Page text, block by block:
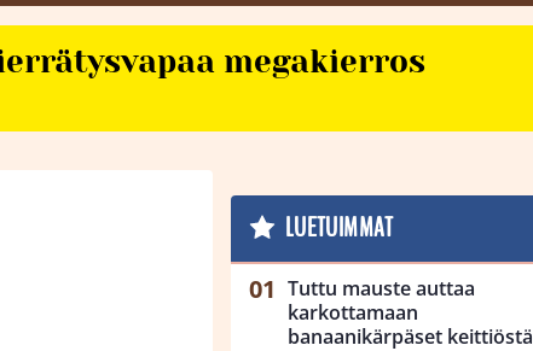
megakierros
LUETUIMMAT
Tuttu mauste auttaa
karkottamaan
banaanikärpäset keittiöstä